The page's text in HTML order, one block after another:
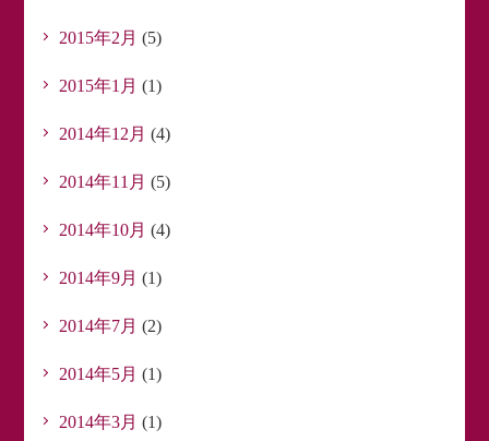
2015年2月 (5)
2015年1月 (1)
2014年12月 (4)
2014年11月 (5)
2014年10月 (4)
2014年9月 (1)
2014年7月 (2)
2014年5月 (1)
2014年3月 (1)